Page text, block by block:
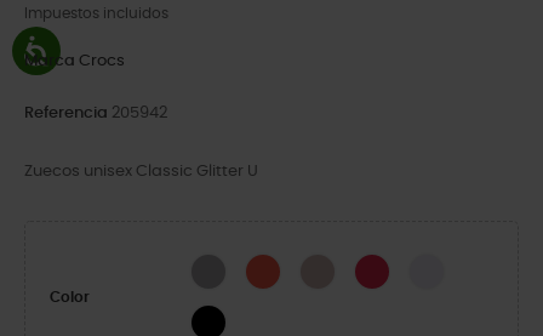
Impuestos incluidos
Marca Crocs
Referencia 205942
Zuecos unisex Classic Glitter U
Color
Silver GlitterCherry RedQuartz GlitterDigital Raspberry GL
Black Glitter